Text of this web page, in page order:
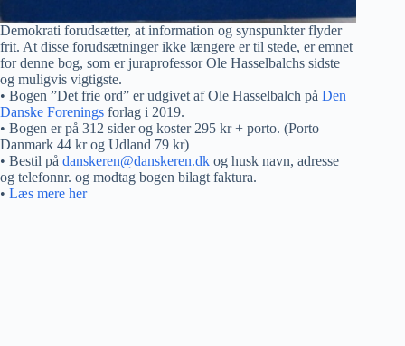
Demokrati forudsætter, at information og synspunkter flyder
frit. At disse forudsætninger ikke længere er til stede, er emnet
for denne bog, som er juraprofessor Ole Hasselbalchs sidste
og muligvis vigtigste.
• Bogen ”Det frie ord” er udgivet af Ole Hasselbalch på Den
Danske Forenings forlag i 2019.
• Bogen er på 312 sider og koster 295 kr + porto. (Porto
Danmark 44 kr og Udland 79 kr)
• Bestil på danskeren@danskeren.dk og husk navn, adresse
og telefonnr. og modtag bogen bilagt faktura.
• Læs mere her